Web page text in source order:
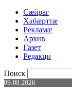
Сæйраг
Хабæрттæ
Рекламæ
Архив
Газет
Редакци
Поиск
09.08.2026